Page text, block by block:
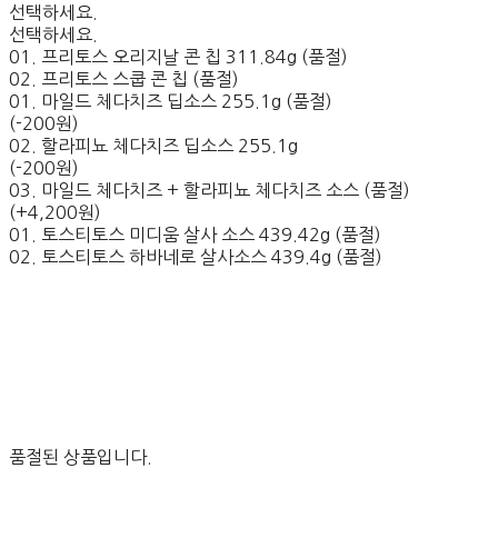
선택하세요.
선택하세요.
01. 프리토스 오리지날 콘 칩 311.84g (품절)
02. 프리토스 스쿱 콘 칩 (품절)
01. 마일드 체다치즈 딥소스 255.1g (품절)
(-200원)
02. 할라피뇨 체다치즈 딥소스 255.1g
(-200원)
03. 마일드 체다치즈 + 할라피뇨 체다치즈 소스 (품절)
(+4,200원)
01. 토스티토스 미디움 살사 소스 439.42g (품절)
02. 토스티토스 하바네로 살사소스 439.4g (품절)
품절된 상품입니다.